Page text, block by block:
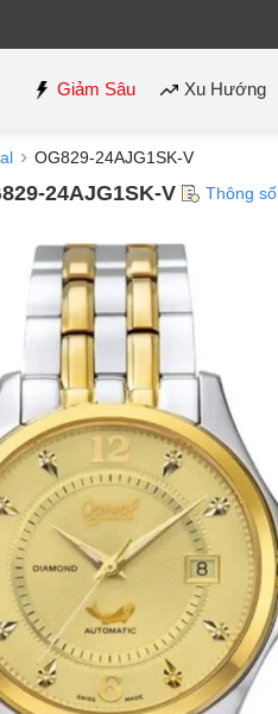
Giảm Sâu Xu Hướng
OG829-24AJG1SK-V
24AJG1SK-V Thông số